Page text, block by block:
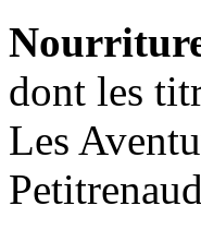
dont les
Les